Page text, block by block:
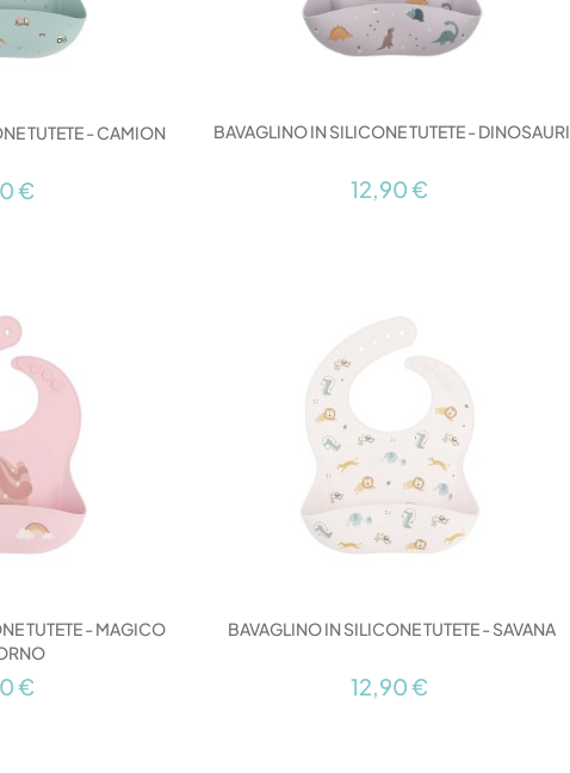
TUTETE - CAMION
€
BAVAGLINO IN SILICONE TUTETE - DINOSAURI
12,90 €
TUTETE - MAGICO
€
BAVAGLINO IN SILICONE TUTETE - SAVANA
12,90 €